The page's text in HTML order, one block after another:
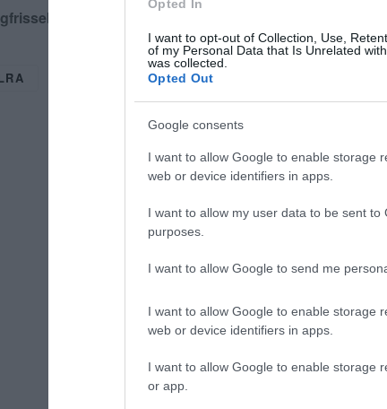
Opted In
I want to opt-out of Collection, Use,
of my Personal Data that Is Unrelated
was collected.
Opted Out
Google consents
I want to allow Google to enable storage
web or device identifiers in apps.
I want to allow my user data to be sent to
purposes.
I want to allow Google to send me
I want to allow Google to enable storage
web or device identifiers in apps.
I want to allow Google to enable storage
or app.
hírekről, kövessen bennünket az EGRI ÜGYEK